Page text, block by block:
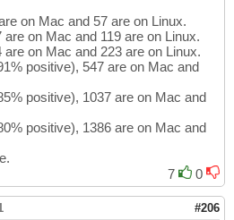
on Mac and 57 are on Linux.
on Mac and 119 are on Linux.
on Mac and 223 are on Linux.
positive), 547 are on Mac and
positive), 1037 are on Mac and
positive), 1386 are on Mac and
7
0
#206